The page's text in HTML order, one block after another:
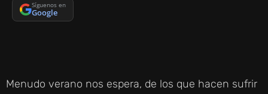
Síguenos en
Google
Menudo verano nos espera, de los que hacen sufrir